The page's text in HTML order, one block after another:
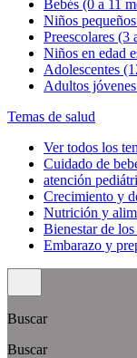
Bebés (0 a 11
Niños
Preescolares (3
Niños en edad
Adolescentes
Adultos
Temas de salud
Ver todos los
Cuidado de
atención
Crecimiento y
Nutrición y
Bienestar de los
Embarazo y
Buscar
Buscar